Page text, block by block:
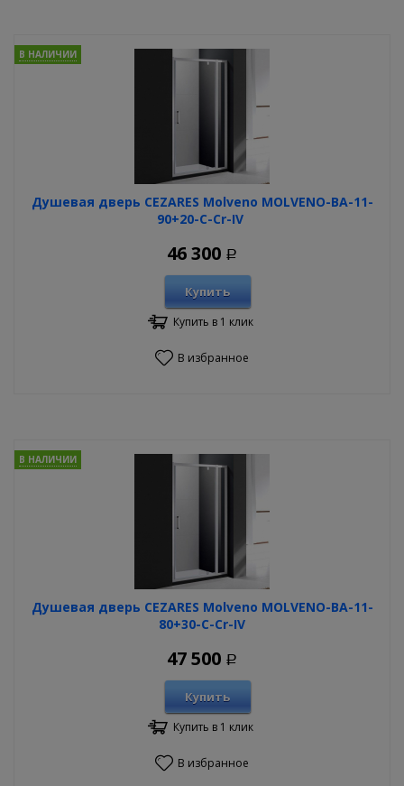
Душевая дверь CEZARES Molveno MOLVENO-BA-11-
90+20-C-Cr-IV
В НАЛИЧИИ
46 300 Р
Купить
Купить в 1 клик
В избранное
Душевая дверь CEZARES Molveno MOLVENO-BA-11-
80+30-C-Cr-IV
В НАЛИЧИИ
47 500 Р
Купить
Купить в 1 клик
В избранное